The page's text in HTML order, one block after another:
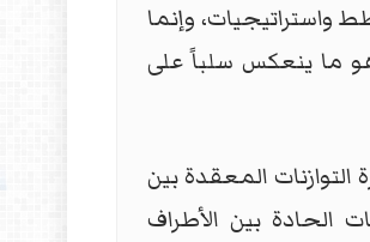
واستراتيجيات، وإنما
ما ينعكس سلباً على
المعقدة بين
الحادة بين الأطراف